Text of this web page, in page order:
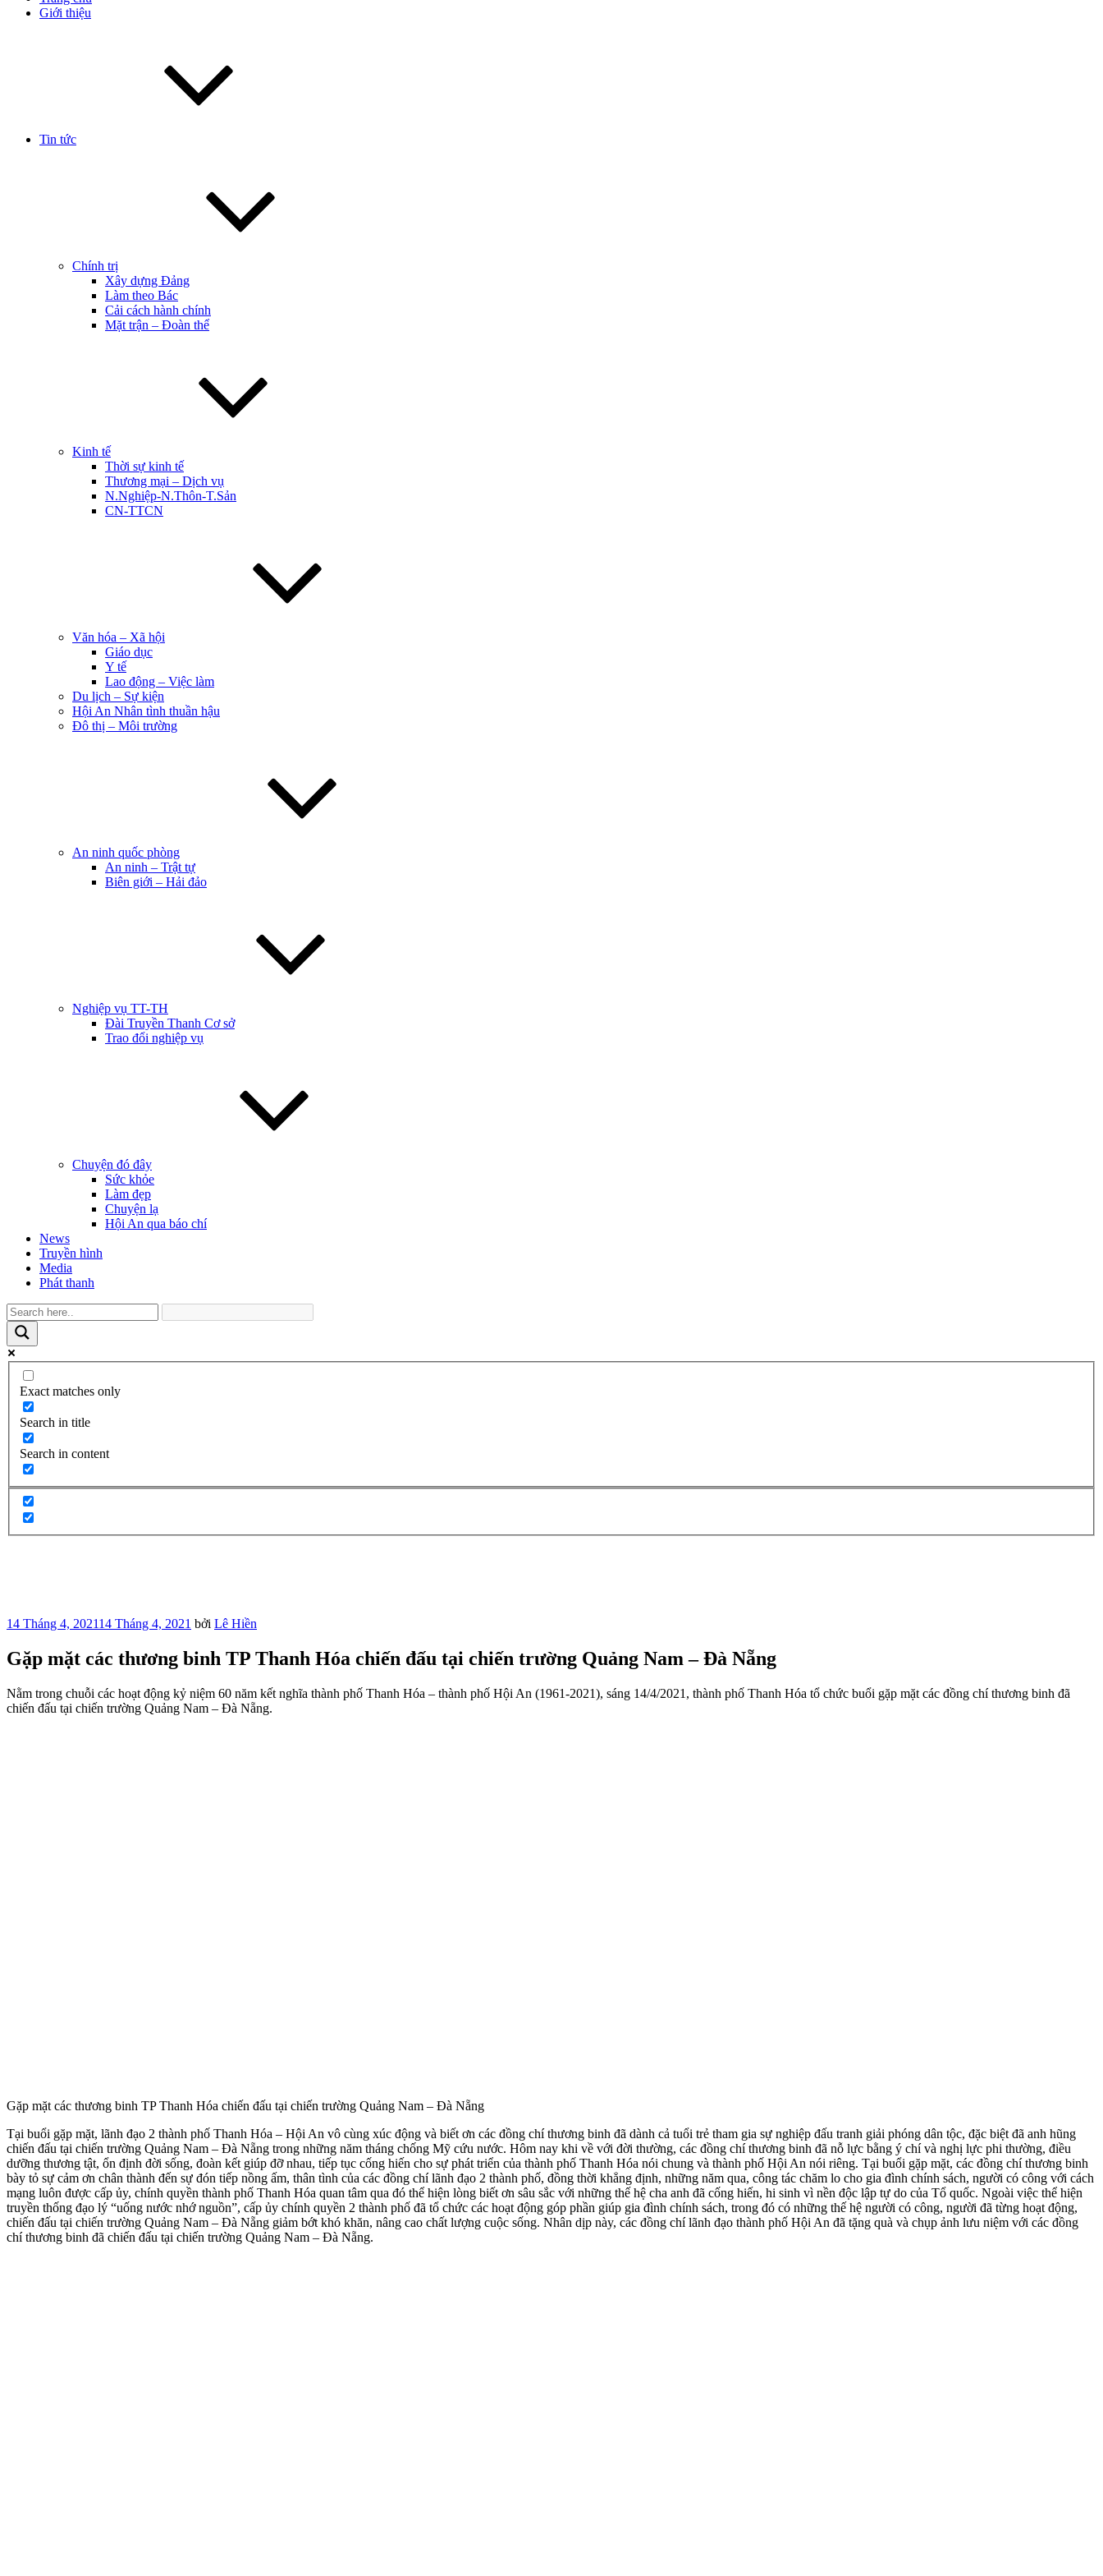
Giới thiệu
Tin tức
Chính trị
Xây dựng Đảng
Làm theo Bác
Cải cách hành chính
Mặt trận – Đoàn thể
Kinh tế
Thời sự kinh tế
Thương mại – Dịch vụ
N.Nghiệp-N.Thôn-T.Sản
CN-TTCN
Văn hóa – Xã hội
Giáo dục
Y tế
Lao động – Việc làm
Du lịch – Sự kiện
Hội An Nhân tình thuần hậu
Đô thị – Môi trường
An ninh quốc phòng
An ninh – Trật tự
Biên giới – Hải đảo
Nghiệp vụ TT-TH
Đài Truyền Thanh Cơ sở
Trao đổi nghiệp vụ
Chuyện đó đây
Sức khỏe
Làm đẹp
Chuyện lạ
Hội An qua báo chí
News
Truyền hình
Media
Phát thanh
Exact matches only
Search in title
Search in content
Đăng
14 Tháng 4, 202114 Tháng 4, 2021 bởi Lê Hiền
Gặp mặt các thương binh TP Thanh Hóa chiến đấu tại chiến trường Quảng Nam – Đà Nẵng
Nằm trong chuỗi các hoạt động kỷ niệm 60 năm kết nghĩa thành phố Thanh Hóa – thành phố Hội An (1961-2021), sáng 14/4/2021, thành phố Thanh Hóa tổ chức buổi gặp mặt các đồng chí thương binh đã
chiến đấu tại chiến trường Quảng Nam – Đà Nẵng.
Gặp mặt các thương binh TP Thanh Hóa chiến đấu tại chiến trường Quảng Nam – Đà Nẵng
Tại buổi gặp mặt, lãnh đạo 2 thành phố Thanh Hóa – Hội An vô cùng xúc động và biết ơn các đồng chí thương binh đã dành cả tuổi trẻ tham gia sự nghiệp đấu tranh giải phóng dân tộc, đặc biệt đã anh hũng
chiến đấu tại chiến trường Quảng Nam – Đà Nẵng trong những năm tháng chống Mỹ cứu nước. Hôm nay khi về với đời thường, các đồng chí thương binh đã nỗ lực bằng ý chí và nghị lực phi thường, điều
dưỡng thương tật, ổn định đời sống, đoàn kết giúp đỡ nhau, tiếp tục cống hiến cho sự phát triển của thành phố Thanh Hóa nói chung và thành phố Hội An nói riêng. Tại buổi gặp mặt, các đồng chí thương binh
bày tỏ sự cảm ơn chân thành đến sự đón tiếp nồng ấm, thân tình của các đồng chí lãnh đạo 2 thành phố, đồng thời khẳng định, những năm qua, công tác chăm lo cho gia đình chính sách, người có công với cách
mạng luôn được cấp ủy, chính quyền thành phố Thanh Hóa quan tâm qua đó thể hiện lòng biết ơn sâu sắc với những thế hệ cha anh đã cống hiến, hi sinh vì nền độc lập tự do của Tổ quốc. Ngoài việc thể hiện
truyền thống đạo lý “uống nước nhớ nguồn”, cấp ủy chính quyền 2 thành phố đã tổ chức các hoạt động góp phần giúp gia đình chính sách, trong đó có những thế hệ người có công, người đã từng hoạt động,
chiến đấu tại chiến trường Quảng Nam – Đà Nẵng giảm bớt khó khăn, nâng cao chất lượng cuộc sống. Nhân dịp này, các đồng chí lãnh đạo thành phố Hội An đã tặng quà và chụp ảnh lưu niệm với các đồng
chí thương binh đã chiến đấu tại chiến trường Quảng Nam – Đà Nẵng.